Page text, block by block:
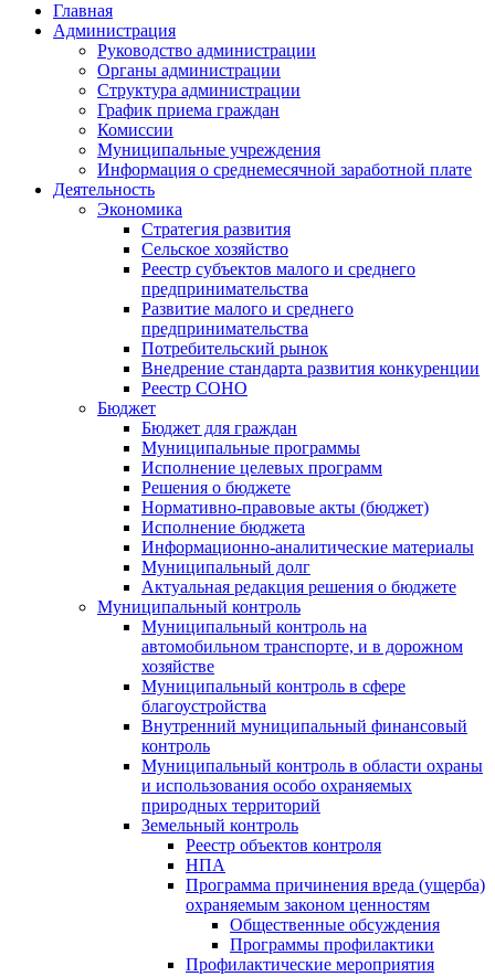
Главная
Администрация
Руководство администрации
Органы администрации
Структура администрации
График приема граждан
Комиссии
Муниципальные учреждения
Информация о среднемесячной заработной плате
Деятельность
Экономика
Стратегия развития
Сельское хозяйство
Реестр субъектов малого и среднего
предпринимательства
Развитие малого и среднего
предпринимательства
Потребительский рынок
Внедрение стандарта развития конкуренции
Реестр СОНО
Бюджет
Бюджет для граждан
Муниципальные программы
Исполнение целевых программ
Решения о бюджете
Нормативно-правовые акты (бюджет)
Исполнение бюджета
Информационно-аналитические материалы
Муниципальный долг
Актуальная редакция решения о бюджете
Муниципальный контроль
Муниципальный контроль на
автомобильном транспорте, и в дорожном
хозяйстве
Муниципальный контроль в сфере
благоустройства
Внутренний муниципальный финансовый
контроль
Муниципальный контроль в области охраны
и использования особо охраняемых
природных территорий
Земельный контроль
Реестр объектов контроля
НПА
Программа причинения вреда (ущерба)
охраняемым законом ценностям
Общественные обсуждения
Программы профилактики
Профилактические мероприятия